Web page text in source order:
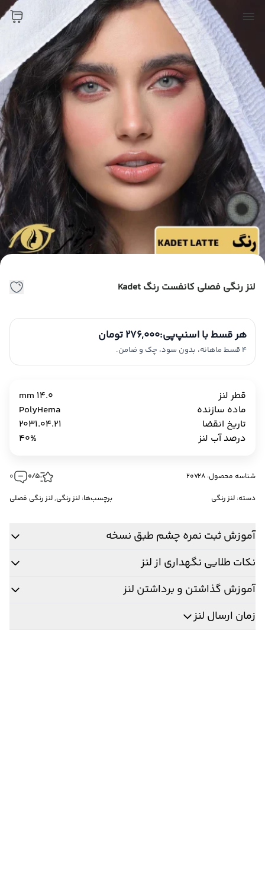
لنز رنگی فصلی کانفست رنگ Kadet
هر قسط با اسنپ‌پی:276,000 تومان
4 قسط ماهانه، بدون سود، چک و ضامن.
قطر لنز
14.0 mm
ماده سازنده
PolyHema
تاریخ انقضا
2031.04.21
درصد آب لنز
40%
شناسه محصول: 20728 0/5
0
دسته: لنز رنگی برچسب‌ها: لنز رنگی,لنز رنگی فصلی
آموزش ثبت نمره چشم طبق نسخه
نکات طلایی نگهداری از لنز
آموزش گذاشتن و برداشتن لنز
زمان ارسال لنز